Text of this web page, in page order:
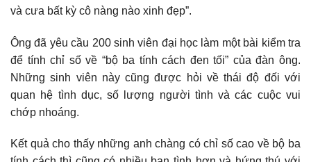
và cưa bất kỳ cô nàng nào xinh đẹp”.
Ông đã yêu cầu 200 sinh viên đại học làm một bài kiểm tra
để tính chỉ số về “bộ ba tính cách đen tối” của đàn ông.
Những sinh viên này cũng được hỏi về thái độ đối với
quan hệ tình dục, số lượng người tình và các cuộc vui
chớp nhoáng.
Kết quả cho thấy những anh chàng có chỉ số cao về bộ ba